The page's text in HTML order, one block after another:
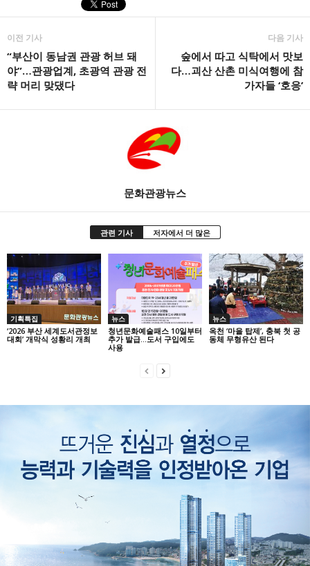
이전 기사
“부산이 동남권 관광 허브 돼
야”…관광업계, 초광역 관광 전
략 머리 맞댔다
다음 기사
숲에서 따고 식탁에서 맛보
다…괴산 산촌 미식여행에 참
가자들 ‘호응’
문화관광뉴스
관련 기사 저자에서 더 많은
기획특집
‘2026 부산 세계도서관정보
대회’ 개막식 성황리 개최
뉴스
청년문화예술패스 10일부터
추가 발급…도서 구입에도
사용
뉴스
옥천 ‘마을 탑제’, 충북 첫 공
동체 무형유산 된다